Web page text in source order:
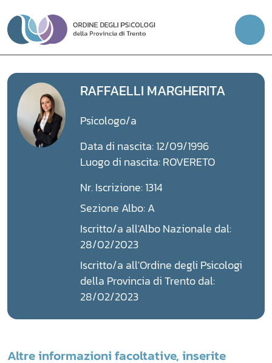
Vai
RAFFAELLI MARGHERITA
Psicologo/a
Data di nascita: 12/09/1996
Luogo di nascita: ROVERETO
Nr. Iscrizione: 1314
Sezione Albo: A
Iscritto/a all'Albo Nazionale dal:
28/02/2023
Iscritto/a all'Ordine degli Psicologi
della Provincia di Trento dal:
28/02/2023
Altre informazioni facoltative, inserite